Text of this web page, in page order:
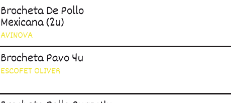
Brocheta De Pollo
Mexicana (2u)
AVINOVA
Brocheta Pavo 4u
ESCOFET OLIVER